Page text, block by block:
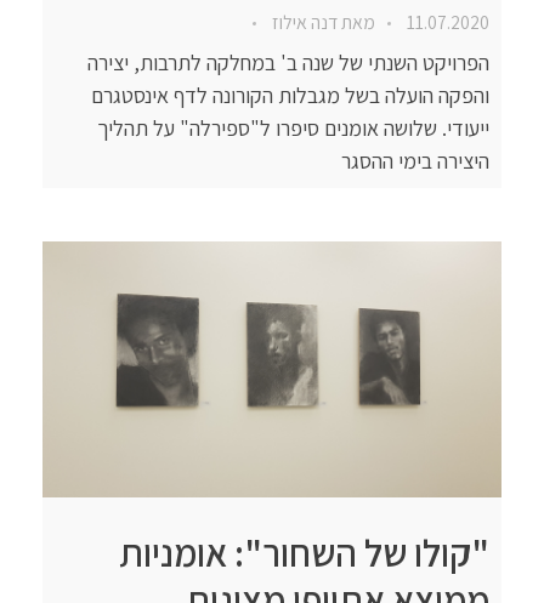
11.07.2020 מאתדנה אילוז
הפרויקט השנתי של שנה ב' במחלקה לתרבות, יצירה
והפקה הועלה בשל מגבלות הקורונה לדף אינסטגרם
ייעודי. שלושה אומנים סיפרו ל"ספירלה" על תהליך
היצירה בימי ההסגר
"קולו של השחור": אומניות